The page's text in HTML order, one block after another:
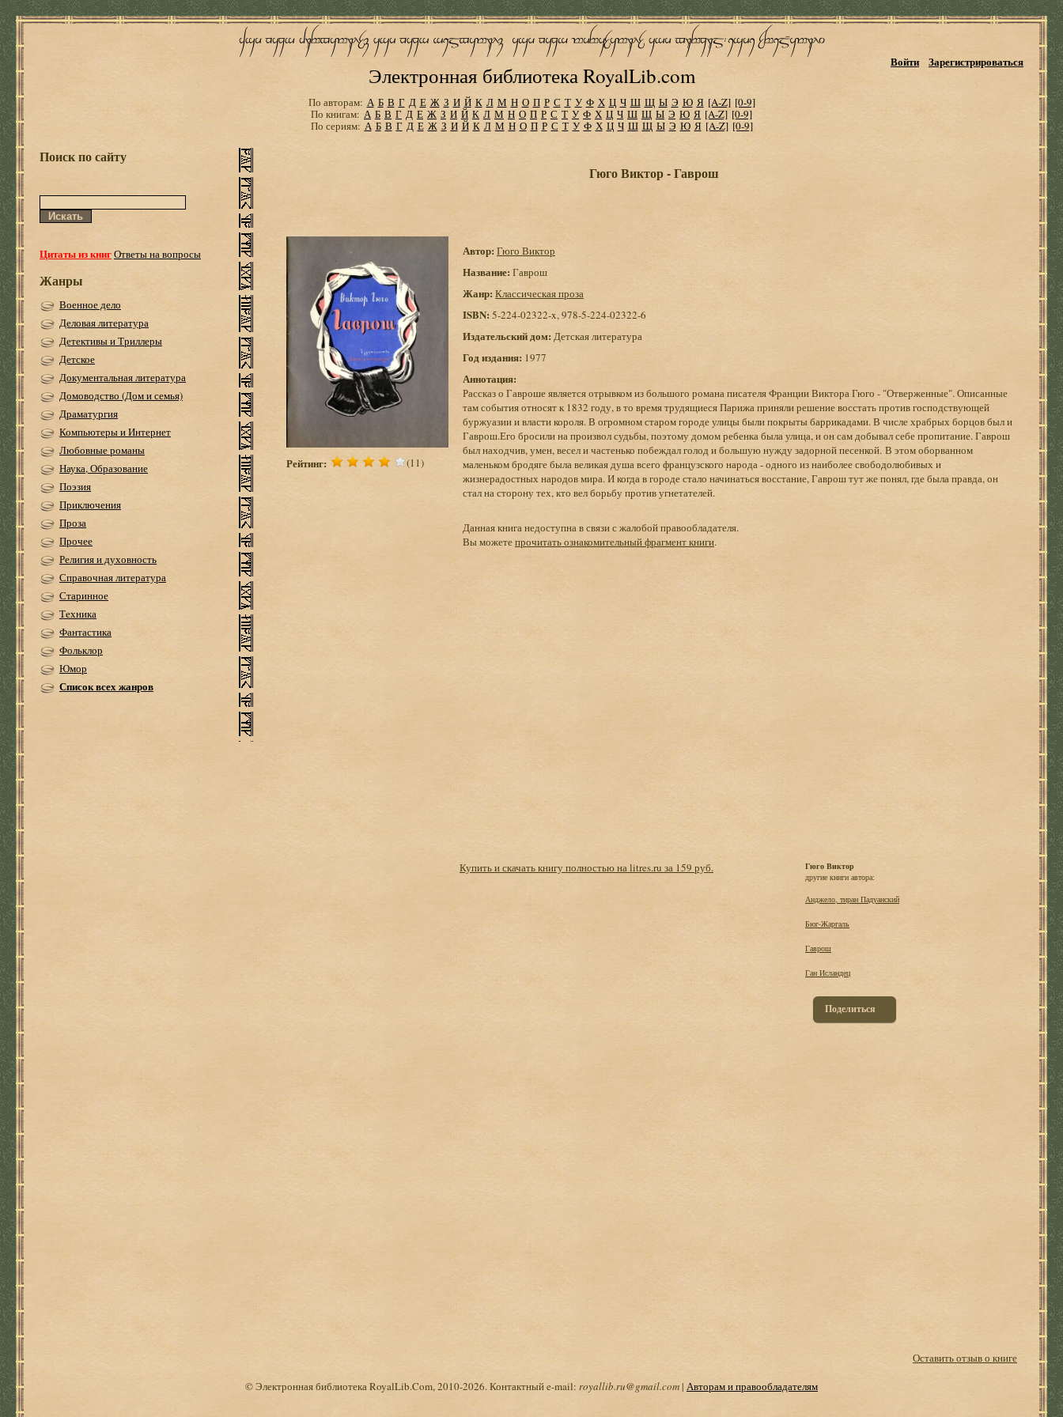
Электронная библиотека RoyalLib.com
Войти Зарегистрироваться
По авторам: А Б В Г Д Е Ж З И Й К Л М Н О П Р С Т У Ф Х Ц Ч Ш Щ Ы Э Ю Я [A-Z] [0-9]
По книгам: А Б В Г Д Е Ж З И Й К Л М Н О П Р С Т У Ф Х Ц Ч Ш Щ Ы Э Ю Я [A-Z] [0-9]
По сериям: А Б В Г Д Е Ж З И Й К Л М Н О П Р С Т У Ф Х Ц Ч Ш Щ Ы Э Ю Я [A-Z] [0-9]
Поиск по сайту
Цитаты из книгОтветы на вопросы
Жанры
Военное дело
Деловая литература
Детективы и Триллеры
Детское
Документальная литература
Домоводство (Дом и семья)
Драматургия
Компьютеры и Интернет
Любовные романы
Наука, Образование
Поэзия
Приключения
Проза
Прочее
Религия и духовность
Справочная литература
Старинное
Техника
Фантастика
Фольклор
Юмор
Список всех жанров
Гюго Виктор - Гаврош
Рейтинг: (11)
Автор: Гюго Виктор
Название: Гаврош
Жанр: Классическая проза
ISBN: 5-224-02322-x, 978-5-224-02322-6
Издательский дом: Детская литература
Год издания: 1977
Аннотация:
Рассказ о Гавроше является отрывком из большого романа писателя Франции Виктора Гюго - "Отверженные". Описанные
там события относят к 1832 году, в то время трудящиеся Парижа приняли решение восстать против господствующей
буржуазии и власти короля. В огромном старом городе улицы были покрыты баррикадами. В числе храбрых борцов был и
Гаврош.Его бросили на произвол судьбы, поэтому домом ребенка была улица, и он сам добывал себе пропитание. Гаврош
был находчив, умен, весел и частенько побеждал голод и большую нужду задорной песенкой. В этом оборванном
маленьком бродяге была великая душа всего французского народа - одного из наиболее свободолюбивых и
жизнерадостных народов мира. И когда в городе стало начинаться восстание, Гаврош тут же понял, где была правда, он
стал на сторону тех, кто вел борьбу против угнетателей.
Данная книга недоступна в связи с жалобой правообладателя.
Вы можетепрочитать ознакомительный фрагмент книги.
Купить и скачать книгу полностью на litres.ru за 159 руб.
Гюго Виктор
другие книги автора:
Анджело, тиран Падуанский
Бюг-Жаргаль
Гаврош
Ган Исландец
Поделиться
Оставить отзыв о книге
© Электронная библиотека RoyalLib.Com, 2010-2026. Контактный e-mail: royallib.ru@gmail.com| Авторам и правообладателям